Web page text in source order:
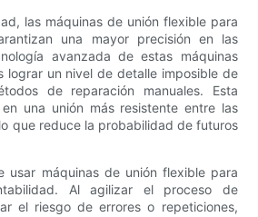
las máquinas de unión flexible para
una mayor precisión en las
avanzada de estas máquinas
lograr un nivel de detalle imposible de
de reparación manuales. Esta
una unión más resistente entre las
que reduce la probabilidad de futuros
usar máquinas de unión flexible para
Al agilizar el proceso de
el riesgo de errores o repeticiones,